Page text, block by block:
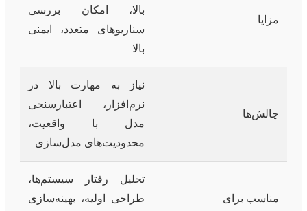
مزایا
بالا، امکان بررسی
سناریوهای متعدد، ایمنی
بالا
چالش‌ها
نیاز به مهارت بالا در
نرم‌افزار، اعتبارسنجی
مدل با واقعیت،
محدودیت‌های مدل‌سازی
مناسب برای
تحلیل رفتار سیستم‌ها،
طراحی اولیه، بهینه‌سازی